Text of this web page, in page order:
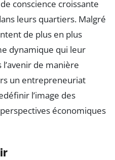
conscience croissante
leurs quartiers. Malgré
de plus en plus
dynamique qui leur
de manière
un entrepreneuriat
l’image des
économiques